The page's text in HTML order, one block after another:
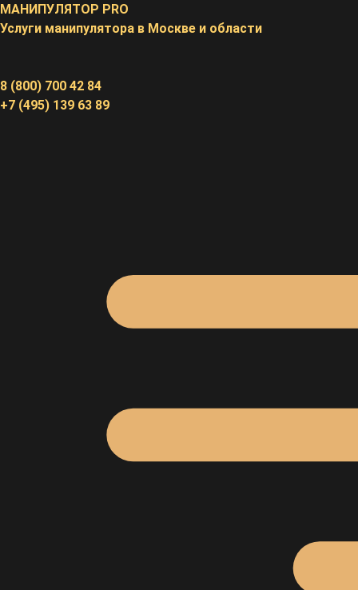
Перейти
к
МАНИПУЛЯТОР PRO
Услуги манипулятора в Москве и области
8 (800) 700 42 84
+7 (495) 139 63 89